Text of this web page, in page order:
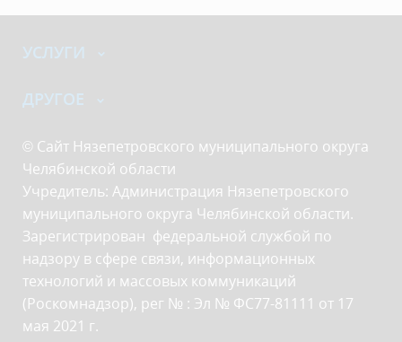
УСЛУГИ
ДРУГОЕ
© Сайт Нязепетровского муниципального округа
Челябинской области
Учредитель: Администрация Нязепетровского
муниципального округа Челябинской области.
Зарегистрирован федеральной службой по
надзору в сфере связи, информационных
технологий и массовых коммуникаций
(Роскомнадзор), рег № : Эл № ФС77-81111 от 17
мая 2021 г.